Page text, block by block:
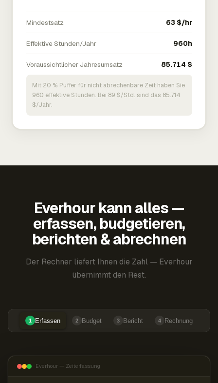
Mindestsatz 63 $/hr
Effektive Stunden/Jahr 960h
Voraussichtlicher Jahresumsatz 85.714 $
Mit 20 % Puffer für nicht abrechenbare Zeit haben Sie
960 effektive Stunden. Bei 89 $/Std. sind das 85.714
$/Jahr.
Everhour kann alles —
erfassen, budgetieren,
berichten & abrechnen
Der Rechner liefert Ihnen die Zahl — Everhour
übernimmt den Rest.
1 Erfassen 2 Budget 3 Bericht 4 Rechnung
Everhour — Zeiterfassung